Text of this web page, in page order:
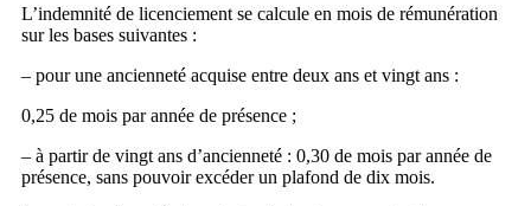
L’indemnité de licenciement se calcule en mois de rémunération
sur les bases suivantes :
– pour une ancienneté acquise entre deux ans et vingt ans :
0,25 de mois par année de présence ;
– à partir de vingt ans d’ancienneté : 0,30 de mois par année de
présence, sans pouvoir excéder un plafond de dix mois.